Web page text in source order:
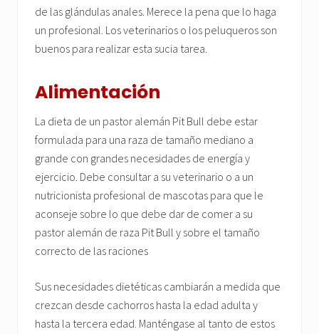
de las glándulas anales. Merece la pena que lo haga
un profesional. Los veterinarios o los peluqueros son
buenos para realizar esta sucia tarea.
Alimentación
La dieta de un pastor alemán Pit Bull debe estar
formulada para una raza de tamaño mediano a
grande con grandes necesidades de energía y
ejercicio. Debe consultar a su veterinario o a un
nutricionista profesional de mascotas para que le
aconseje sobre lo que debe dar de comer a su
pastor alemán de raza Pit Bull y sobre el tamaño
correcto de las raciones
Sus necesidades dietéticas cambiarán a medida que
crezcan desde cachorros hasta la edad adulta y
hasta la tercera edad. Manténgase al tanto de estos